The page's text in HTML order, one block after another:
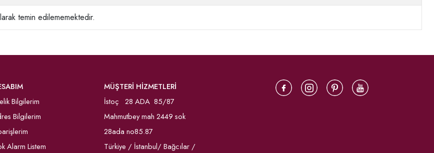
temin edilememektedir.
Bilgilerim
Bilgilerim
Alarm Listem
MÜŞTERİ HİZMETLERİ
İstoç 28 ADA 85/87
Mahmutbey mah 2449 sok
28ada no85.87
Türkiye / İstanbul/ Bağcılar /